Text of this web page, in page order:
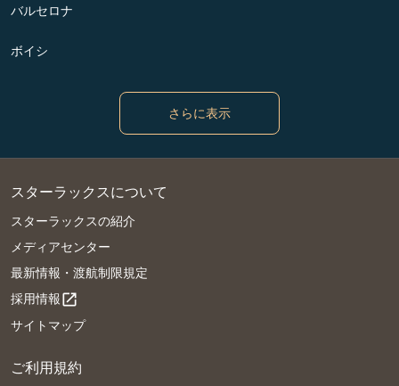
バルセロナ
ボイシ
さらに表示
スターラックスについて
スターラックスの紹介
メディアセンター
最新情報・渡航制限規定
採用情報open_in_new
サイトマップ
ご利用規約